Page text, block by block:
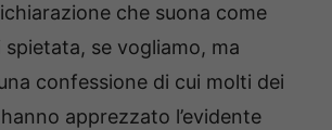
che suona come
spietata, se vogliamo, ma
confessione di cui molti dei
apprezzato l’evidente